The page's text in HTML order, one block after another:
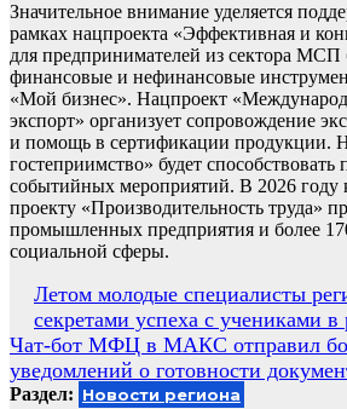
Значительное внимание уделяется
рамках нацпроекта «Эффективная и
для предпринимателей из сектора МСП
финансовые и нефинансовые
«Мой бизнес». Нацпроект
экспорт» организует сопровождение
и помощь в сертификации продукции.
гостеприимство» будет
событийных мероприятий. В 2026 году
проекту «Производительность труда»
промышленных предприятия и более
социальной сферы.
Навигация
по
записям
Летом молодые специалисты
секретами успеха с учениками в
Чат-бот МФЦ в МАКС отправил
уведомлений о готовности
Раздел: Новости региона